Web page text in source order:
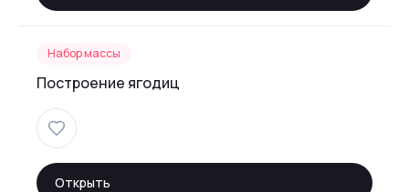
Набор массы
Построение ягодиц
Открыть